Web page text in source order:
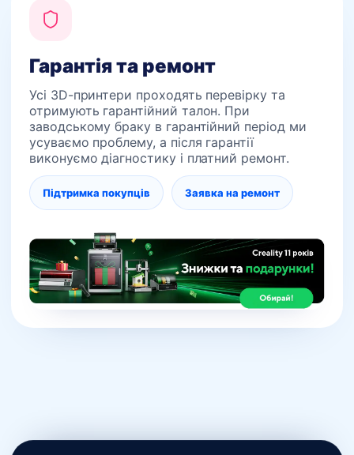
Гарантія та ремонт
Усі 3D-принтери проходять перевірку та
отримують гарантійний талон. При
заводському браку в гарантійний період ми
усуваємо проблему, а після гарантії
виконуємо діагностику і платний ремонт.
Підтримка покупців Заявка на ремонт